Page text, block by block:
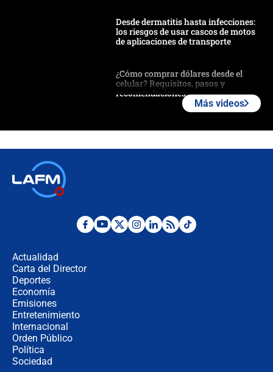
Desde dermatitis hasta infecciones:
los riesgos de usar cascos de motos
de aplicaciones de transporte
¿Cómo comprar dólares desde el
celular? Requisitos, pasos y
recomendaciones
jueves 6 de agosto de 2026
Álvaro Uribe asistirá a la posesión y
Más videos
Actualidad
Carta del Director
Deportes
Economía
Emisiones
Entretenimiento
Internacional
Orden Público
Política
Sociedad